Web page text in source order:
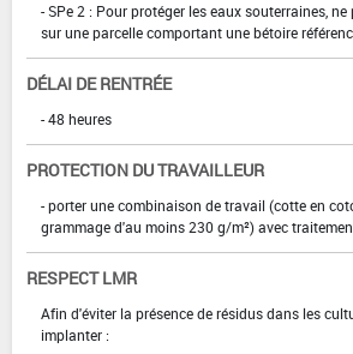
- SPe 2 : Pour protéger les eaux souterraines,
sur une parcelle comportant une bétoire
DÉLAI DE RENTRÉE
- 48 heures
PROTECTION DU TRAVAILLEUR
- porter une combinaison de travail (cotte en
grammage d'au moins 230 g/m²) avec
RESPECT LMR
Afin d'éviter la présence de résidus dans les
implanter :